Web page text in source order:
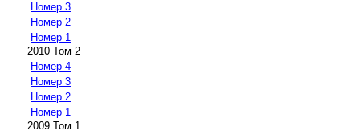
Номер 3
Номер 2
Номер 1
2010 Том 2
Номер 4
Номер 3
Номер 2
Номер 1
2009 Том 1